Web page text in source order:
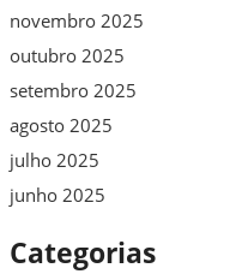
novembro 2025
outubro 2025
setembro 2025
agosto 2025
julho 2025
junho 2025
Categorias